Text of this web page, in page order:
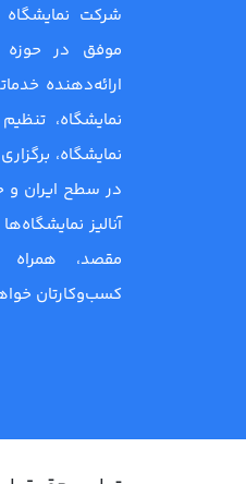
موفق در حوزه
ارائه‌دهنده
نمایشگاه،
نمایشگاه،
در سطح ایران و
آنالیز
مقصد،
کسب‌وکارتان